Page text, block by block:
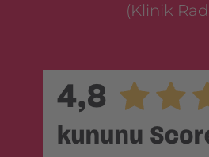
(Klinik